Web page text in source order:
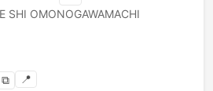
SHI OMONOGAWAMACHI
⧉ 📍